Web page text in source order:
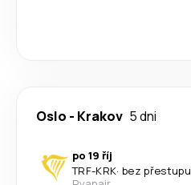
Oslo - Krakov 5 dni
po 19 říj
TRF-KRK· bez přestupu